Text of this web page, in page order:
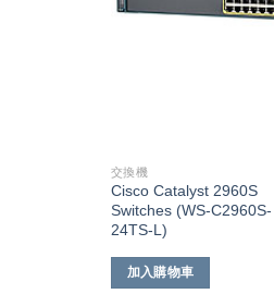
交換機
Cisco Catalyst 2960S
Switches (WS-C2960S-
24TS-L)
加入購物車